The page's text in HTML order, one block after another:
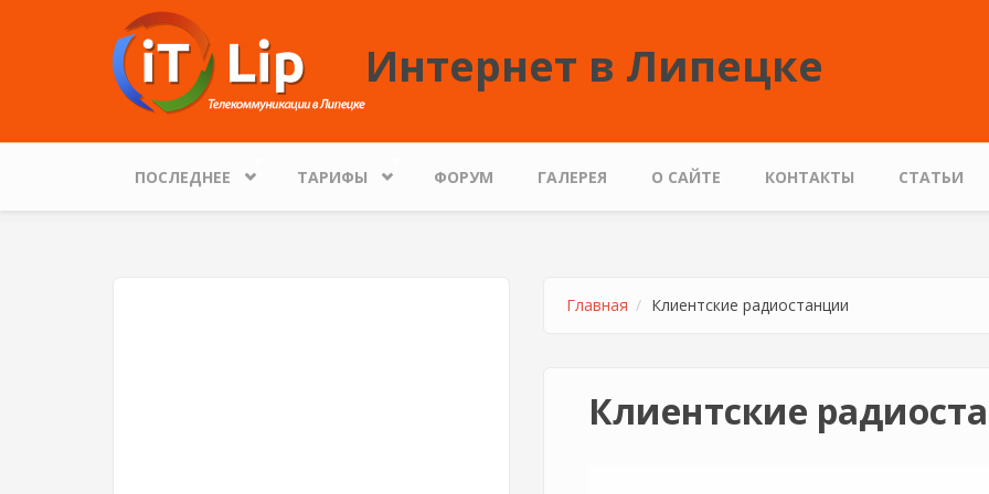
Перейти к основному содержанию
Интернет в Липецке
ПОСЛЕДНЕЕ ТАРИФЫ ФОРУМ ГАЛЕРЕЯ О САЙТЕ КОНТАКТЫ СТАТЬИ
Главная Клиентские радиостанции
Клиентские